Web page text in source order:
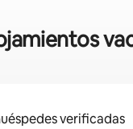
verificadas